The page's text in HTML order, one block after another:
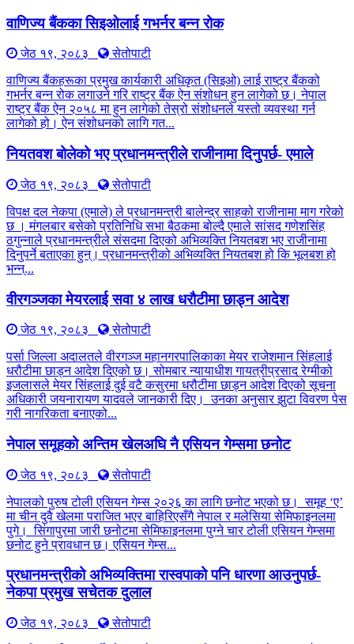
वाणिज्य बैंकका सिइओलाई गभर्नर बन्न रोक
जेठ १९, २०८३
सेतोपाटी
वाणिज्य बैंकहरूका प्रमुख कार्यकारी अधिकृत (सिइओ) लाई राष्ट्र बैंकको
गभर्नर बन्न रोक लगाउने गरि राष्ट्र बैंक ऐन संशोधन हुन लागेको छ। नेपाल
राष्ट्र बैंक ऐन २०५८ मा हुन लागेको तेस्रो संशोधनले यस्तो व्यवस्था गर्न
लागेको हो। ऐन संशोधनको लागि गत...
नियतवश बोलेको भए प्रधानमन्त्रीले राजीनामा दिनुपर्छ- एमाले
जेठ १९, २०८३
सेतोपाटी
विपक्ष दल नेकपा (एमाले) ले प्रधानमन्त्री बालेन्द्र साहको राजीनामा माग गरेको
छ । मंगलबार बसेको प्रतिनिधि सभा बैठकमा बोल्दै एमाले सांसद गणेशसिंह
ठगुन्नाले प्रधानमन्त्रीले संसदमा दिएको अभिव्यक्ति नियतबश भए राजीनामा
दिनुपर्ने बताएका हुन्। प्रधानमन्त्रीको अभिव्यक्ति नियतबश हो कि भूलबश हो
भन्न्...
वीरगञ्जका मेयरलाई सवा ४ लाख धरौटीमा छाड्न आदेश
जेठ १९, २०८३
सेतोपाटी
पर्सा जिल्ला अदालतले वीरगञ्ज महानगरपालिकाका मेयर राजेशमान सिंहलाई
धरौटीमा छाड्न आदेश दिएको छ। सोमबार न्यायाधीश गायत्रीप्रसाद रेग्मीको
इजलासले मेयर सिंहलाई दुई वटै कसुरमा धरौटीमा छाड्न आदेश दिएको सूचना
अधिकारी जयनारायण यादवले जानकारी दिए। उनका अनुसार झुटा विवरण पेस
गरी नागरिकता बनाएको...
नेपाल समूहको अन्तिम खेलअघि नै एसियन गेम्समा छनोट
जेठ १९, २०८३
सेतोपाटी
नेपालको पुरुष टोली एसियन गेम्स २०२६ का लागि छनोट भएको छ। समूह ‘ए’
मा चीन दुवै खेलमा पराजित भएर बाहिरिएसँगै नेपाल र मलेसिया सेमिफाइनलमा
पुगे। सिंगापुरमा जारी छनोटमा सेमिफाइनलमा पुग्ने चार टोली एसियन गेम्समा
छनोट हुने प्रावधान छ। एसियन गेम्स...
प्रधानमन्त्रीको अभिव्यक्तिमा रास्वपाको पनि धारणा आउनुपर्छ-
नेकपा प्रमुख सचेतक दुलाल
जेठ १९, २०८३
सेतोपाटी